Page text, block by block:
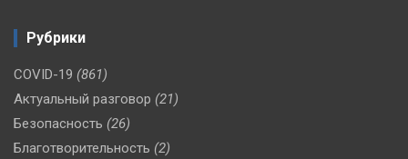
Рубрики
COVID-19 (861)
Актуальный разговор (21)
Безопасность (26)
Благотворительность (2)